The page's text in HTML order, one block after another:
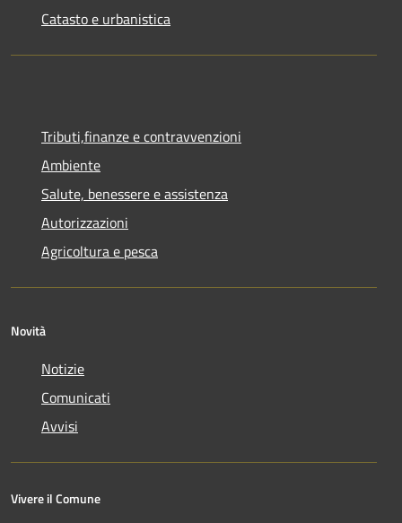
Catasto e urbanistica
Tributi,finanze e contravvenzioni
Ambiente
Salute, benessere e assistenza
Autorizzazioni
Agricoltura e pesca
Novità
Notizie
Comunicati
Avvisi
Vivere il Comune